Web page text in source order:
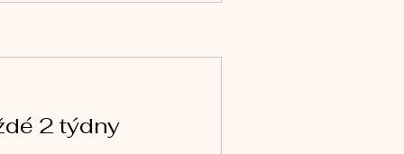
2 týdny